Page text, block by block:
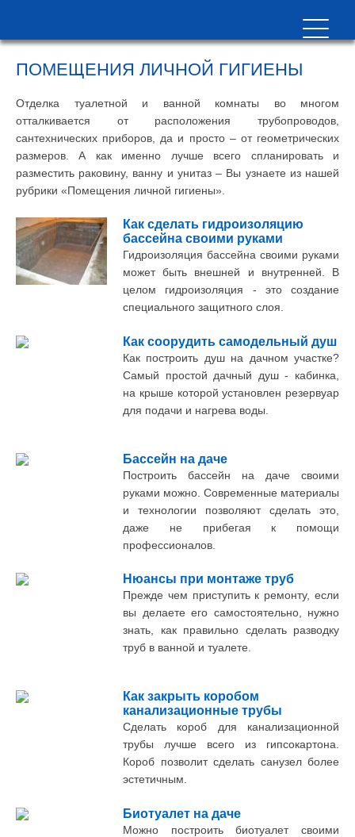
ПОМЕЩЕНИЯ ЛИЧНОЙ ГИГИЕНЫ
Отделка туалетной и ванной комнаты во многом
отталкивается от расположения трубопроводов,
сантехнических приборов, да и просто – от геометрических
размеров. А как именно лучше всего спланировать и
разместить раковину, ванну и унитаз – Вы узнаете из нашей
рубрики «Помещения личной гигиены».
Как сделать гидроизоляцию
бассейна своими руками
Гидроизоляция бассейна своими руками
может быть внешней и внутренней. В
целом гидроизоляция - это создание
специального защитного слоя.
Как соорудить самодельный душ
Как построить душ на дачном участке?
Самый простой дачный душ - кабинка,
на крыше которой установлен резервуар
для подачи и нагрева воды.
Бассейн на даче
Построить бассейн на даче своими
руками можно. Современные материалы
и технологии позволяют сделать это,
даже не прибегая к помощи
профессионалов.
Нюансы при монтаже труб
Прежде чем приступить к ремонту, если
вы делаете его самостоятельно, нужно
знать, как правильно сделать разводку
труб в ванной и туалете.
Как закрыть коробом
канализационные трубы
Сделать короб для канализационной
трубы лучше всего из гипсокартона.
Короб позволит сделать санузел более
эстетичным.
Биотуалет на даче
Можно построить биотуалет своими